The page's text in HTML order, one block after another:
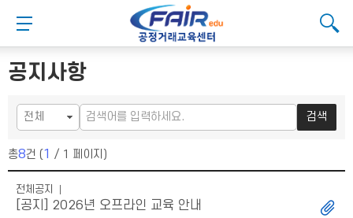
로
가
기
로
가
기
메뉴 버튼
공지사항
검색
총8건 (1 / 1 페이지)
전체공지
[공지] 2026년 오프라인 교육 안내